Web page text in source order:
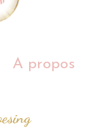
A propos